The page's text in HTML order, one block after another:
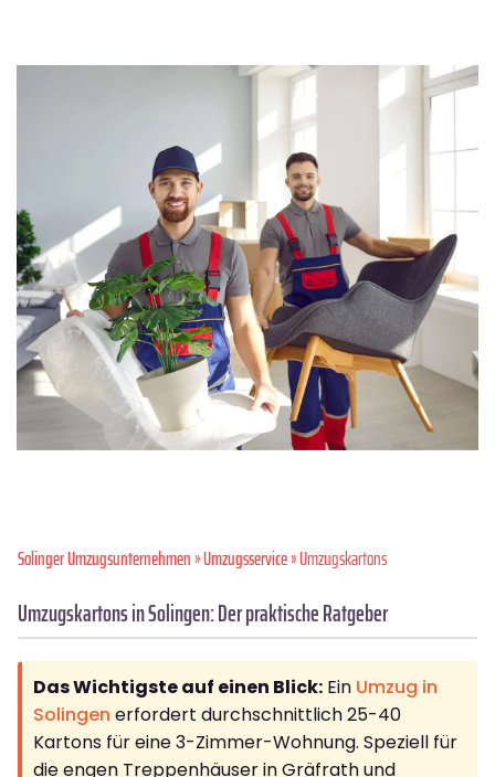
Solinger Umzugsunternehmen»Umzugsservice» Umzugskartons
Umzugskartons in Solingen: Der praktische Ratgeber
Das Wichtigste auf einen Blick: Ein Umzug in
Solingen erfordert durchschnittlich 25-40
Kartons für eine 3-Zimmer-Wohnung. Speziell für
die engen Treppenhäuser in Gräfrath und